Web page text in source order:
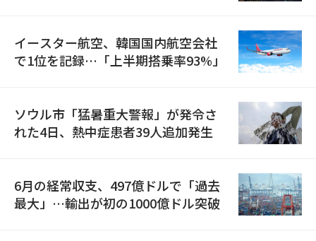
イースター航空、韓国国内航空会社
で1位を記録…「上半期搭乗率93%」
ソウル市「猛暑重大警報」が発令さ
れた4日、熱中症患者39人追加発生
6月の経常収支、497億ドルで「過去
最大」…輸出が初の1000億ドル突破